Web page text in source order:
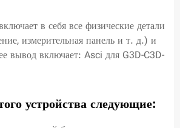
в себя все физические детали
измерительная панель и т. д.) и
включает: Asci для G3D-C3D-